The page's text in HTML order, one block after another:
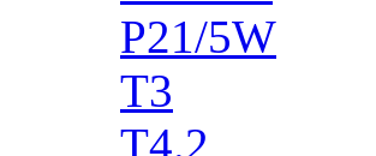
P21/5W
T3
T4.2